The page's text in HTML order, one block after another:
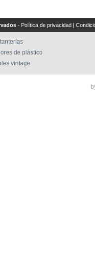
- Política de privacidad |
de plástico
vintage